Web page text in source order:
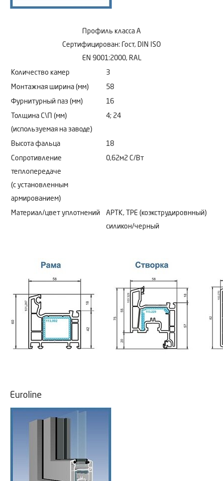
Профиль класса А
Сертифицирован: Гост, DIN ISO
EN 9001:2000, RAL
Количество камер 3
Монтажная ширина (мм) 58
Фурнитурный паз (мм) 16
Толщина С\П (мм)
(используемая на заводе)
4; 24
Высота фальца 18
Сопротивление
теплопередаче
(с установленным
армированием)
0,62м2 C/Bт
Материал/цвет уплотнений
АРТК, ТРЕ (коэкструдировнный)
силикон/черный
Euroline